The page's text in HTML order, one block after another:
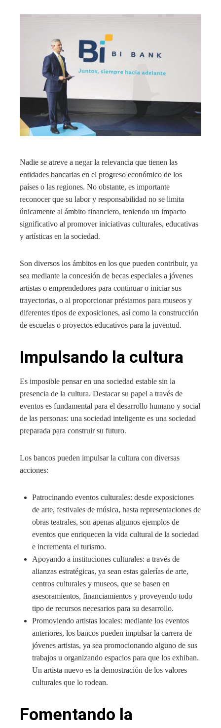
Nadie se atreve a negar la relevancia que tienen las
entidades bancarias en el progreso económico de los
países o las regiones. No obstante, es importante
reconocer que su labor y responsabilidad no se limita
únicamente al ámbito financiero, teniendo un impacto
significativo al promover iniciativas culturales, educativas
y artísticas en la sociedad.
Son diversos los ámbitos en los que pueden contribuir, ya
sea mediante la concesión de becas especiales a jóvenes
artistas o emprendedores para continuar o iniciar sus
trayectorias, o al proporcionar préstamos para museos y
diferentes tipos de exposiciones, así como la construcción
de escuelas o proyectos educativos para la juventud.
Impulsando la cultura
Es imposible pensar en una sociedad estable sin la
presencia de la cultura. Destacar su papel a través de
eventos es fundamental para el desarrollo humano y social
de las personas: una sociedad inteligente es una sociedad
preparada para construir su futuro.
Los bancos pueden impulsar la cultura con diversas
acciones:
Patrocinando eventos culturales: desde exposiciones
de arte, festivales de música, hasta representaciones de
obras teatrales, son apenas algunos ejemplos de
eventos que enriquecen la vida cultural de la sociedad
e incrementa el turismo.
Apoyando a instituciones culturales: a través de
alianzas estratégicas, ya sean estas galerías de arte,
centros culturales y museos, que se basen en
asesoramientos, financiamientos y proveyendo todo
tipo de recursos necesarios para su desarrollo.
Promoviendo artistas locales: mediante los eventos
anteriores, los bancos pueden impulsar la carrera de
jóvenes artistas, ya sea promocionando alguno de sus
trabajos u organizando espacios para que los exhiban.
Un artista nuevo es la demostración de los valores
culturales que lo rodean.
Fomentando la